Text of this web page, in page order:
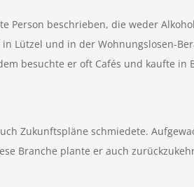
Person beschrieben, die weder
Lützel und in der Wohnungslosen-
besuchte er oft Cafés und kaufte in
Zukunftspläne schmiedete.
Branche plante er auch